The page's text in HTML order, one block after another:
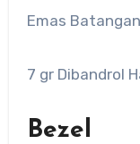
Emas
7 gr Dibandrol
Bezel